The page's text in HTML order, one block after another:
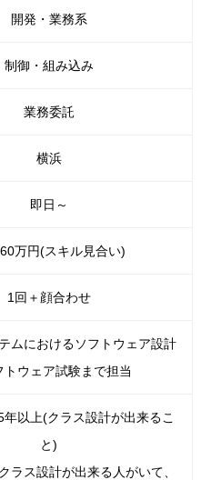
開発・業務系
制御・組み込み
業務委託
横浜
即日～
万円(スキル見合い)
1回＋顔合わせ
ムにおけるソフトウェア設計
トウェア試験まで担当
以上(クラス設計が出来るこ
と)
ラス設計が出来る人がいて、